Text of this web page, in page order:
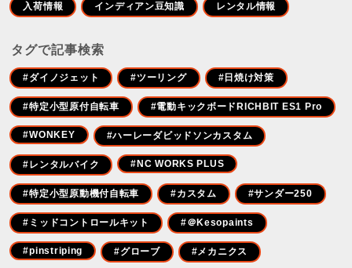
入荷情報 インディアン豆知識 レンタル情報
タグで記事検索
#ダイノジェット #ツーリング #日焼け対策
#特定小型原付自転車 #電動キックボードRICHBIT ES1 Pro
#WONKEY #ハーレーダビッドソンカスタム
#レンタルバイク #NC WORKS PLUS
#特定小型原動機付自転車 #カスタム #サンダー250
#ミッドコントロールキット #＠Kesopaints
#pinstriping #グローブ #メカニクス